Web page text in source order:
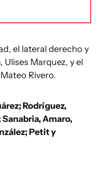
el lateral derecho y
Marquez, y el
Rivero.
Rodríguez,
Amaro,
Petit y